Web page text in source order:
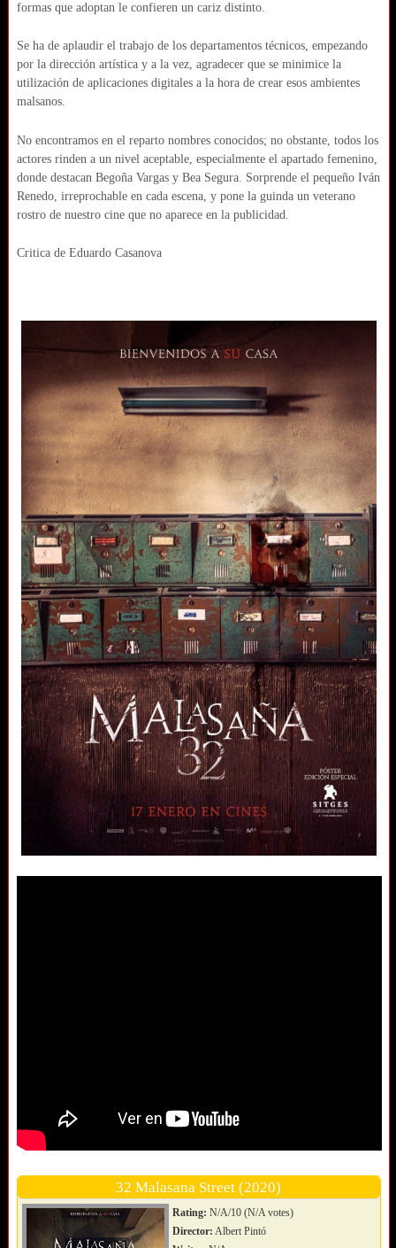
formas que adoptan le confieren un cariz distinto.
Se ha de aplaudir el trabajo de los departamentos técnicos, empezando
por la dirección artística y a la vez, agradecer que se minimice la
utilización de aplicaciones digitales a la hora de crear esos ambientes
malsanos.
No encontramos en el reparto nombres conocidos; no obstante, todos los
actores rinden a un nivel aceptable, especialmente el apartado femenino,
donde destacan Begoña Vargas y Bea Segura. Sorprende el pequeño Iván
Renedo, irreprochable en cada escena, y pone la guinda un veterano
rostro de nuestro cine que no aparece en la publicidad.
Critica de Eduardo Casanova
32 Malasana Street (2020)
Rating: N/A/10 (N/A votes)
Director: Albert Pintó